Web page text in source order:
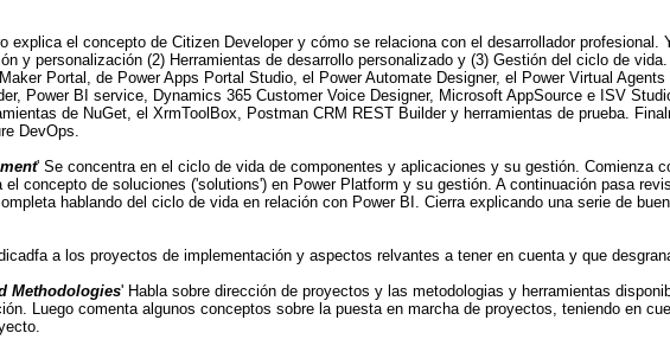
explica el concepto de Citizen Developer y cómo se relaciona con el desarrollador profesional.
y personalización (2) Herramientas de desarrollo personalizado y (3) Gestión del ciclo de
Portal, de Power Apps Portal Studio, el Power Automate Designer, el Power Virtual
Power BI service, Dynamics 365 Customer Voice Designer, Microsoft AppSource e ISV
de NuGet, el XrmToolBox, Postman CRM REST Builder y herramientas de prueba.
DevOps.
' Se concentra en el ciclo de vida de componentes y aplicaciones y su gestión. Comienza
concepto de soluciones ('solutions') en Power Platform y su gestión. A continuación pasa
hablando del ciclo de vida en relación con Power BI. Cierra explicando una serie de
a los proyectos de implementación y aspectos relvantes a tener en cuenta y que
Methodologies' Habla sobre dirección de proyectos y las metodologias y herramientas
Luego comenta algunos conceptos sobre la puesta en marcha de proyectos, teniendo en